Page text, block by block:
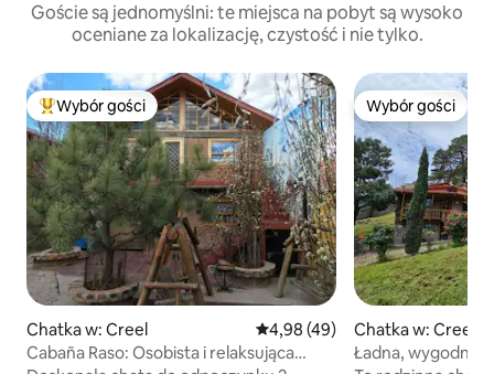
Goście są jednomyślni: te miejsca na pobyt są wysoko
oceniane za lokalizację, czystość i nie tylko.
Najpopularniejsze z kategorii Wybór gości
Wybór gości
Chatka w: Creel Średnia ocena: 4,98 na 5,
4,98 (49)
Cabaña Raso: Osobista i relaksująca
Wybór gości
Wybór gości
Chatka w: Creel
Ładna, wygodna